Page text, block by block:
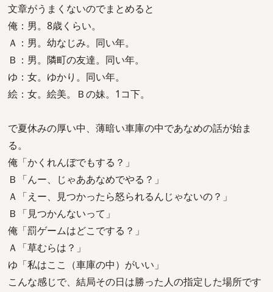
文章がうまくないのでまとめると
俺：男。8歳くらい。
Ａ：男。幼なじみ。同い年。
Ｂ：男。隣町の友達。同い年。
ゆ：女。ゆかり。同い年。
絵：女。絵美。Ｂの妹。1コ下。
で夏休みの厚い中、薄暗い車庫の中であなめの話が始ま
る。
俺「かくれんぼでもする？」
Ｂ「んー、じゃああなめでやる？」
Ａ「えー、見つかったら怒られるんじゃないの？」
Ｂ「見つかんないって」
俺「罰ゲームはどこでする？」
Ａ「草むらは？」
ゆ「私はここ（車庫の中）がいい」
こんな感じで、結局その日は勝った人の指定した場所です